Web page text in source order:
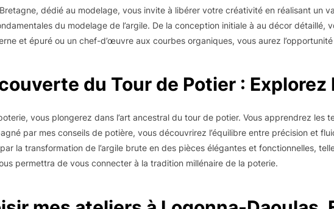
dédié au modelage, vous invite à libérer votre créativité en réalisant un
du modelage de l’argile. De la conception initiale à au décor
et épuré ou un chef-d’œuvre aux courbes organiques, vous aurez
du Tour de Potier :
vous plongerez dans l’art ancestral du tour de potier. Vous apprendrez les
par mes conseils de potière, vous découvrirez l’équilibre entre précision et
la transformation de l’argile brute en des pièces élégantes et fonctionnelles,
permettra de vous connecter à la tradition millénaire de la poterie.